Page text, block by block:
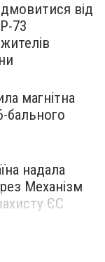
від
73
магнітна
бального
надала
Механізм
ЄС